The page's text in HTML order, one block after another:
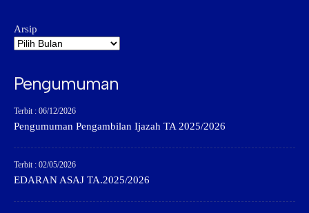
Arsip
Pengumuman
Terbit : 06/12/2026
Pengumuman Pengambilan Ijazah TA 2025/2026
Terbit : 02/05/2026
EDARAN ASAJ TA.2025/2026